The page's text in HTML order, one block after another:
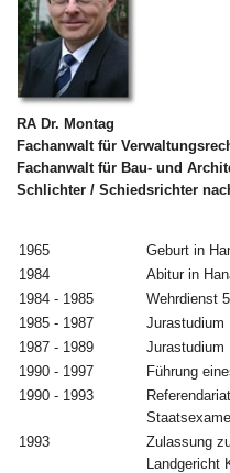
RA Dr. Montag
Fachanwalt für
Fachanwalt für Bau- und
Schlichter / Schiedsrichter
1965
Geburt in
1984
Abitur in
1984 - 1985
Wehrdienst
1985 - 1987
Jurastudium
1987 - 1989
Jurastudium
1990 - 1997
Führung
1990 - 1993
1993
Zulassung
Landgericht